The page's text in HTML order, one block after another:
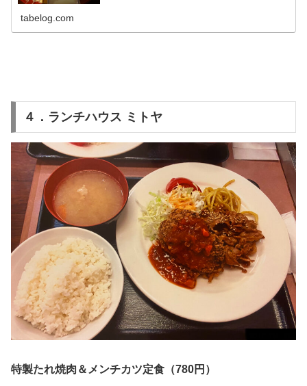
tabelog.com
４．ランチハウス ミトヤ
特製たれ焼肉＆メンチカツ定食（780円）